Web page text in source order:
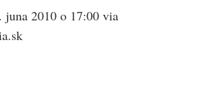
juna 2010 o 17:00 via